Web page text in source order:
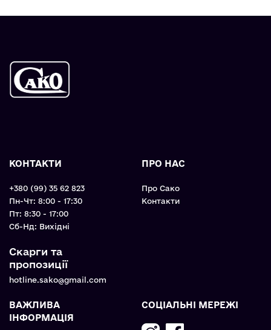
КОНТАКТИ
+380 (99) 35 62 823
Пн-Чт: 8:00 - 17:30
Пт: 8:30 - 17:00
Cб-Нд: Вихідні
Скарги та
пропозиції
hotline.sako@gmail.com
ПРО НАС
Про Сако
Контакти
ВАЖЛИВА
ІНФОРМАЦІЯ
СОЦІАЛЬНІ МЕРЕЖІ